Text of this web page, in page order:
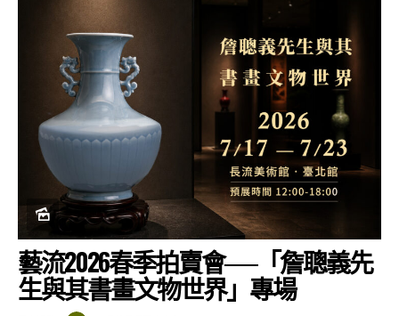
藝流2026春季拍賣會──「詹聰義先
生與其書畫文物世界」專場